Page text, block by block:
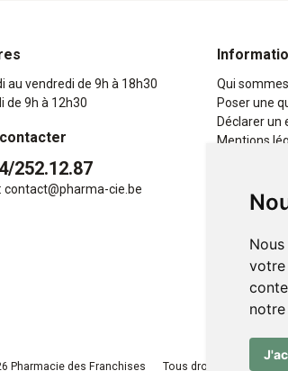
votre
au vendredi de 9h à 18h30
de 9h à 12h30
252.12.87
contact@pharma-cie.be
Qui
Poser une
Déclarer un
Mentions
Cookies
Mes
Pharmacie des Franchises Tous droits réservés